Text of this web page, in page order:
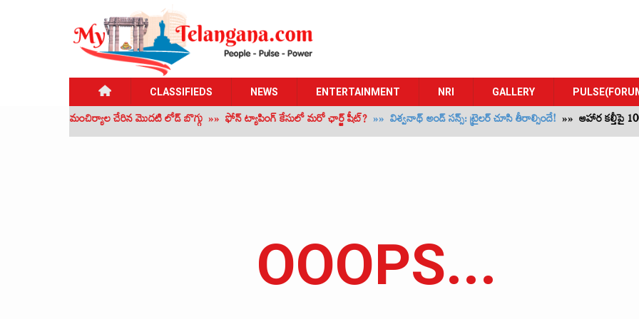
CLASSIFIEDS NEWS ENTERTAINMENT NRI GALLERY
ఒడిశా నుంచి మంచిర్యాల చేరిన మొదటి లోడ్ బొగ్గు»»ఫోన్ ట్యాపింగ్‌ కేసులో మరో ఛార్జ్‌ షీట్‌?»»విశ్వనాథ్ అండ్ సన్స్: ట్రైలర్‌ చూసి తీరాల్సిందే!»»ఆహార కల్తీపై
OOOPS...